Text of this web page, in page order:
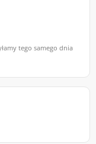
tego samego dnia